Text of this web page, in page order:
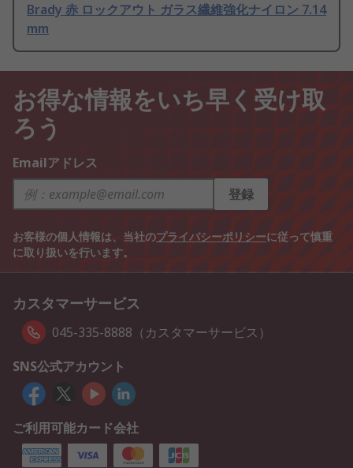
Brady 赤 ロックアウト ガラス繊維強化ナイロン 7.14
mm
お得な情報をいち早く受け取
ろう
Emailアドレス
登録
お客様の個人情報は、当社のプライバシーポリシーに従って慎重
に取り扱いを行います。
カスタマーサービス
045-335-8888（カスタマーサービス）
SNS公式アカウント
ご利用可能カード会社